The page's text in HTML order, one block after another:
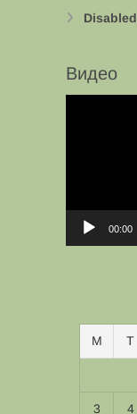
Видео
00:00
M T
3 4